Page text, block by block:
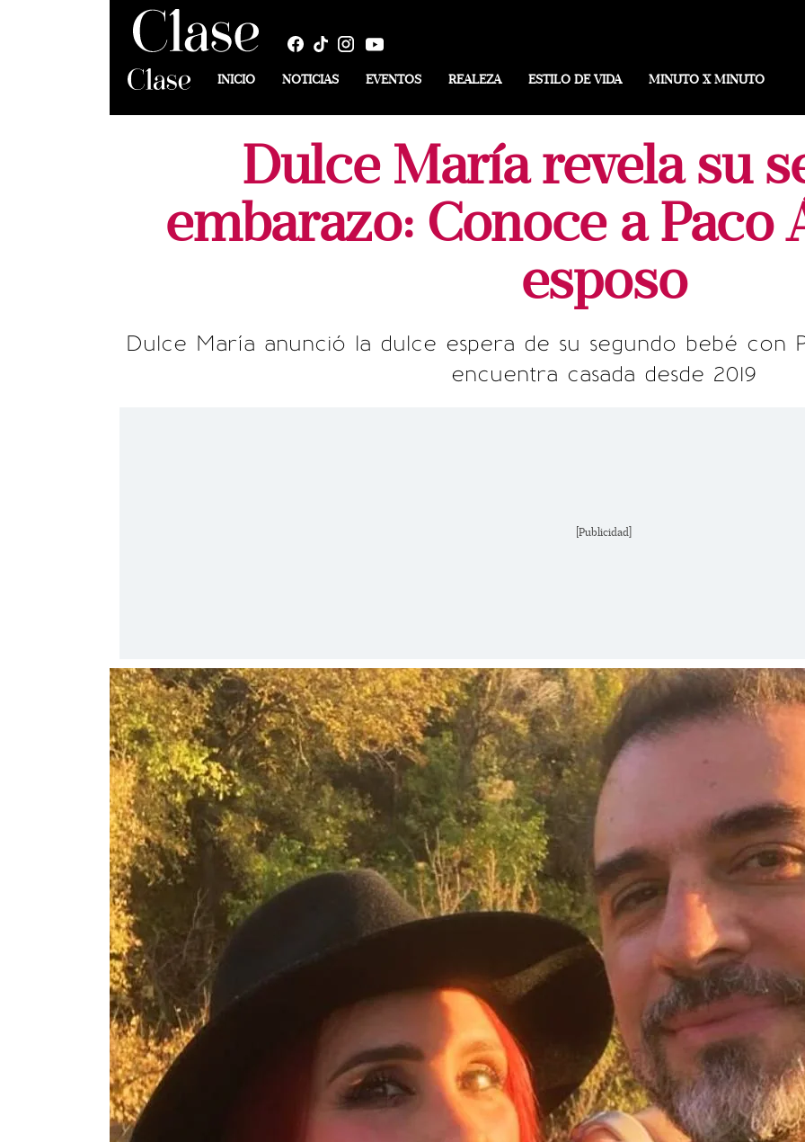
INICIO NOTICIAS EVENTOS REALEZA ESTILO DE VIDA MINUTO X MINUTO
Dulce María revela su
embarazo: Conoce a Paco
esposo
Dulce María anunció la dulce espera de su segundo bebé con
encuentra casada desde 2019
[Publicidad]